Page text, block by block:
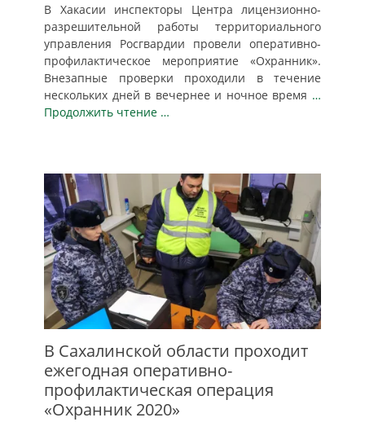
В Хакасии инспекторы Центра лицензионно-
разрешительной работы территориального
управления Росгвардии провели оперативно-
профилактическое мероприятие «Охранник».
Внезапные проверки проходили в течение
нескольких дней в вечернее и ночное время …
Продолжить чтение …
В Сахалинской области проходит
ежегодная оперативно-
профилактическая операция
«Охранник 2020»